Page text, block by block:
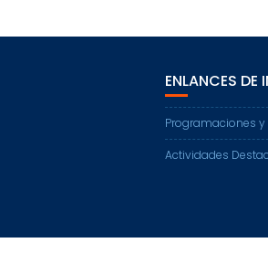
ENLANCES DE
Programaciones y
Actividades